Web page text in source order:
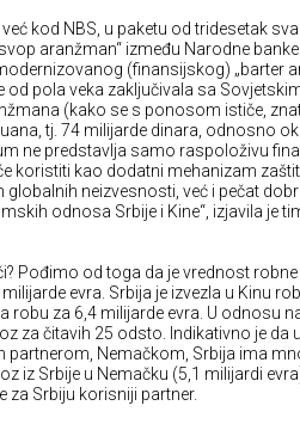
kod NBS, u paketu od tridesetak
aranžman“ između Narodne
(finansijskog) „barter
od pola veka zaključivala sa
(kako se s ponosom ističe,
tj. 74 milijarde dinara, odnosno
ne predstavlja samo raspoloživu
koristiti kao dodatni mehanizam
globalnih neizvesnosti, već i pečat
odnosa Srbije i Kine“, izjavila je
Pođimo od toga da je vrednost
evra. Srbija je izvezla u Kinu
robu za 6,4 milijarde evra. U odnosu
za čitavih 25 odsto. Indikativno je da
Nemačkom, Srbija ima
iz Srbije u Nemačku (5,1 milijardi
za Srbiju korisniji partner.